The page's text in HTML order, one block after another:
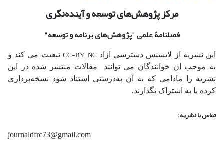
مرکز پژوهش‌های توسعه و آینده‌نگری
فصلنامۀ علمی"پژوهش‌های برنامه و توسعه"
این نشریه از لایسنس دسترسی ازاد CC-BY_NC تبعیت می کند و
به موجب ان خوانندگان می توانند مقالات منتشر شده در این
نشریه را مادامی که به آن‌ به‌درستی استناد شود نسخه‌برداری
کرده یا به اشتراک بگذارند.
تماس با نشریه:
journaldfrc73@gmail.com